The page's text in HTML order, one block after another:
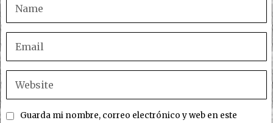
Guarda mi nombre, correo electrónico y web en este